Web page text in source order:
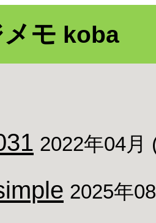
モ koba
2022年04月
2025年